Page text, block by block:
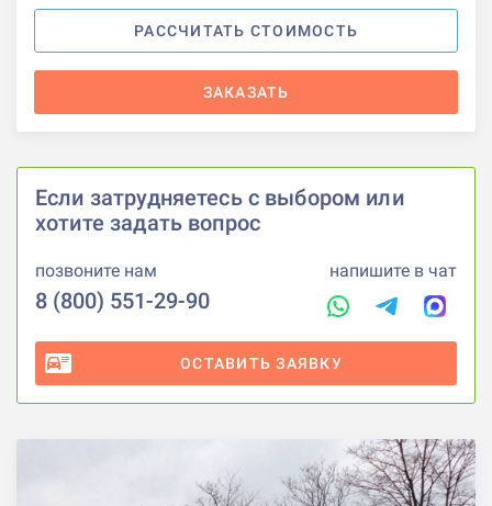
РАССЧИТАТЬ СТОИМОСТЬ
ЗАКАЗАТЬ
Если затрудняетесь с выбором или
хотите задать вопрос
позвоните нам
8 (800) 551-29-90
напишите в чат
ОСТАВИТЬ ЗАЯВКУ